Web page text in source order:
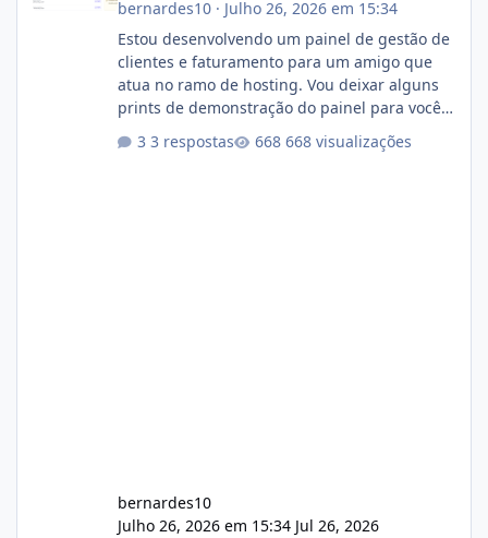
bernardes10· Julho 26, 2026 em 15:34
Estou desenvolvendo um painel de gestão de
clientes e faturamento para um amigo que
atua no ramo de hosting. Vou deixar alguns
prints de demonstração do painel para vocês
com cerca de 80% concluído e conta com
3 respostas 668 visualizações
bernardes10
Julho 26, 2026 em 15:34 Jul 26, 2026